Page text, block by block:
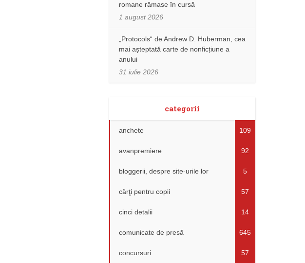
romane rămase în cursă
1 august 2026
„Protocols“ de Andrew D. Huberman, cea
mai așteptată carte de nonficțiune a
anului
31 iulie 2026
categorii
anchete 109
avanpremiere 92
bloggerii, despre site-urile lor 5
cărţi pentru copii 57
cinci detalii 14
comunicate de presă 645
concursuri 57